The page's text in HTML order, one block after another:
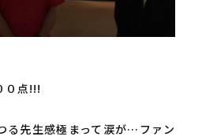
０点!!!
る先生感極まって涙が…ファン